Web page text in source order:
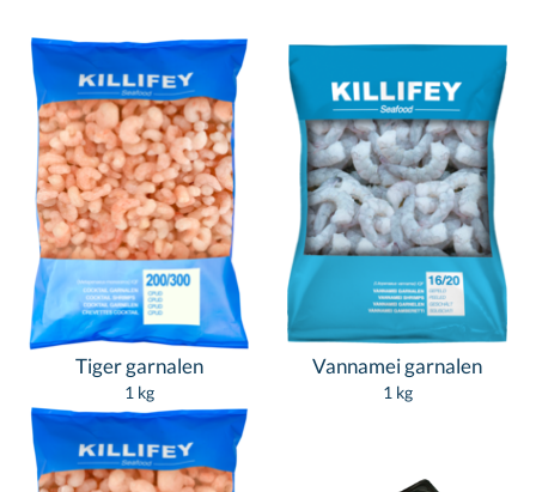
Tiger garnalen
1 kg
Vannamei garnalen
1 kg